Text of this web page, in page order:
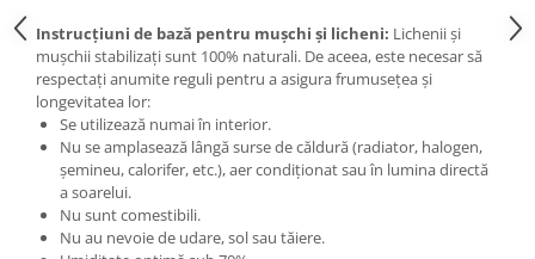
Instrucțiuni de bază pentru mușchi și licheni: Lichenii și
mușchii stabilizați sunt 100% naturali. De aceea, este necesar să
respectați anumite reguli pentru a asigura frumusețea și
longevitatea lor:
Se utilizează numai în interior.
Nu se amplasează lângă surse de căldură (radiator, halogen,
șemineu, calorifer, etc.), aer condiționat sau în lumina directă
a soarelui.
Nu sunt comestibili.
Nu au nevoie de udare, sol sau tăiere.